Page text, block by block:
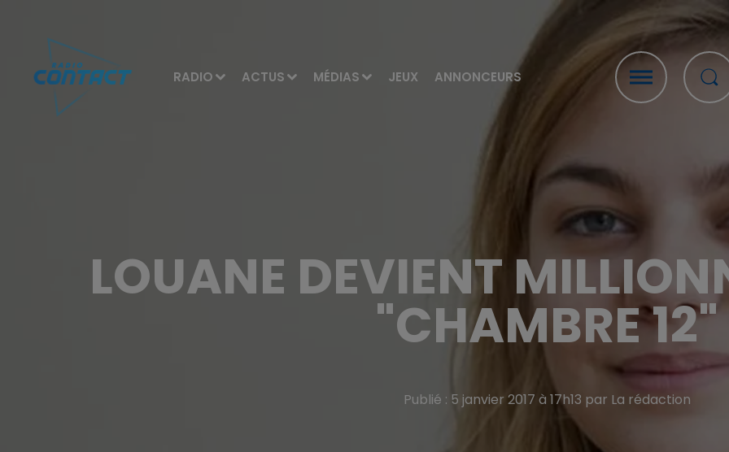
RADIO ACTUS MÉDIAS JEUX ANNONCEURS
LOUANE DEVIENT
"CHAMBRE 12"
Publié : 5 janvier 2017 à 17h13 par La rédaction